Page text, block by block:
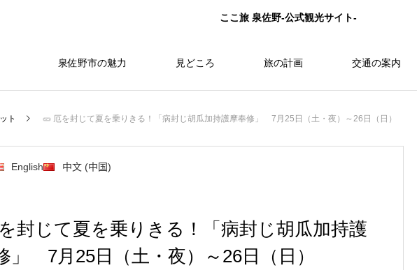
ここ旅 泉佐野-公式観光サイト-
泉佐野市の魅力 見どころ 旅の計画 交通の案内
ト 🥒 厄を封じて夏を乗りきる！「病封じ胡瓜加持護摩奉修」 7月25日（土・夜）～26日（日）
English 中文 (中国)
封じて夏を乗りきる！「病封じ胡瓜加持護
」 7月25日（土・夜）～26日（日）